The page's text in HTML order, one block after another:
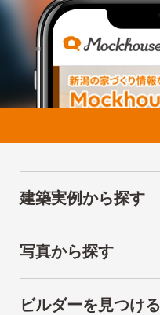
建築実例から探す
写真から探す
ビルダーを見つける